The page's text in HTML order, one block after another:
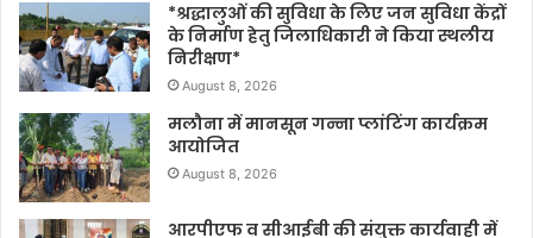
*श्रद्धालुओं की सुविधा के लिए जन सुविधा केंद्रों
के निर्माण हेतु जिलाधिकारी ने किया स्थलीय
निरीक्षण*
August 8, 2026
मलौना में मानसून गन्ना प्लांटिंग कार्यक्रम
आयोजित
August 8, 2026
आरपीएफ व सीआईबी की संयुक्त कार्यवाही में